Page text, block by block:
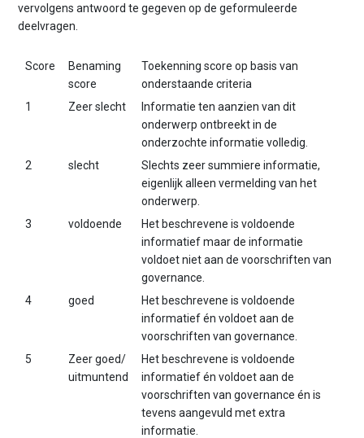
vervolgens antwoord te gegeven op de geformuleerde
deelvragen.
Score
Benaming
score
Toekenning score op basis van
onderstaande criteria
1
Zeer slecht
Informatie ten aanzien van dit
onderwerp ontbreekt in de
onderzochte informatie volledig.
2
slecht
Slechts zeer summiere informatie,
eigenlijk alleen vermelding van het
onderwerp.
3
voldoende
Het beschrevene is voldoende
informatief maar de informatie
voldoet niet aan de voorschriften van
governance.
4
goed
Het beschrevene is voldoende
informatief én voldoet aan de
voorschriften van governance.
5
Zeer goed/
uitmuntend
Het beschrevene is voldoende
informatief én voldoet aan de
voorschriften van governance én is
tevens aangevuld met extra
informatie.